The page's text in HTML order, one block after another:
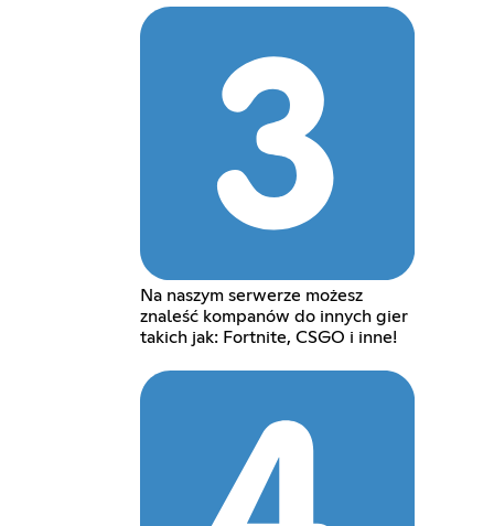
Na naszym serwerze możesz
znaleść kompanów do innych gier
takich jak: Fortnite, CSGO i inne!